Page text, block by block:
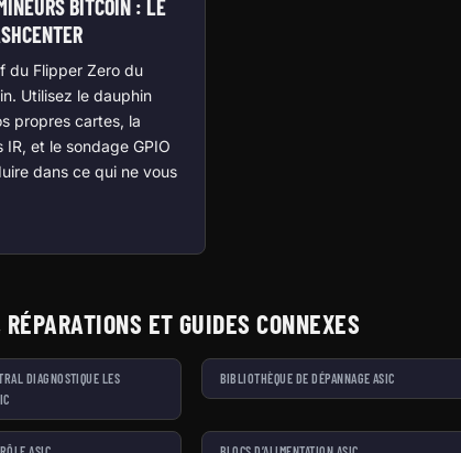
BITCOIN : LE
du Flipper Zero du
Utilisez le dauphin
propres cartes, la
et le sondage GPIO
dans ce qui ne vous
ET GUIDES CONNEXES
DIAGNOSTIQUE LES
BIBLIOTHÈQUE DE DÉPANNAGE ASIC